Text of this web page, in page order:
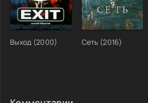
Выход (2000) Сеть (2016)